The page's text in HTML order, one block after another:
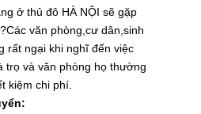
ở thủ đô HÀ NỘI sẽ gặp
văn phòng,cư dân,sinh
rất ngại khi nghĩ đến việc
trọ và văn phòng họ thường
kiệm chi phí.